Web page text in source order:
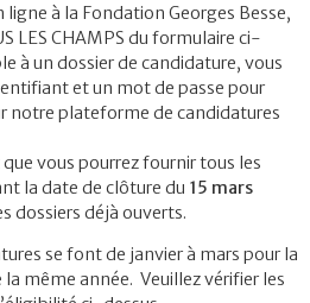
à la Fondation Georges Besse,
LES CHAMPS du formulaire ci-
à un dossier de candidature, vous
et un mot de passe pour
notre plateforme de candidatures
vous pourrez fournir tous les
la date de clôture du 15 mars
dossiers déjà ouverts.
se font de janvier à mars pour la
même année. Veuillez vérifier les